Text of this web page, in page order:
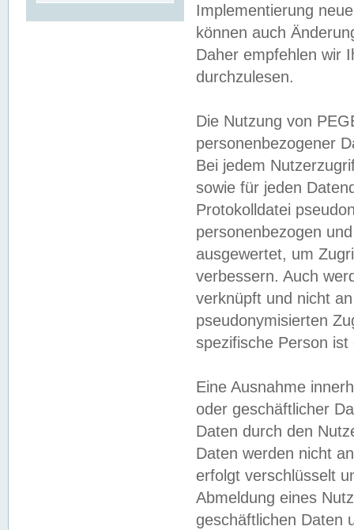
Implementierung
können auch
Daher empfehlen wir
durchzulesen.
Die Nutzung von
personenbezogener
Bei jedem
sowie für jeden
Protokolldatei
personenbezogen
ausgewertet, um
verbessern. Auch
verknüpft und nicht
pseudonymisierten
spezifische Person
Eine Ausnahme
oder geschäftlicher
Daten durch den
Daten werden nicht
erfolgt verschlüsselt
Abmeldung eines
geschäftlichen Daten